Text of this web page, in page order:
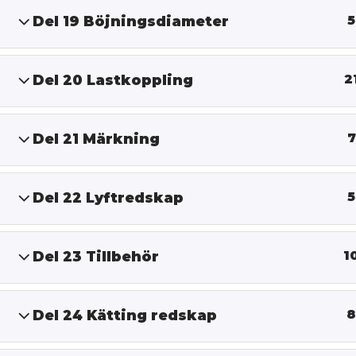
Del 19 Böjningsdiameter 5
Del 20 Lastkoppling
Del 21 Märkning 7
Del 22 Lyftredskap 5
Del 23 Tillbehör
Del 24 Kätting redskap 8